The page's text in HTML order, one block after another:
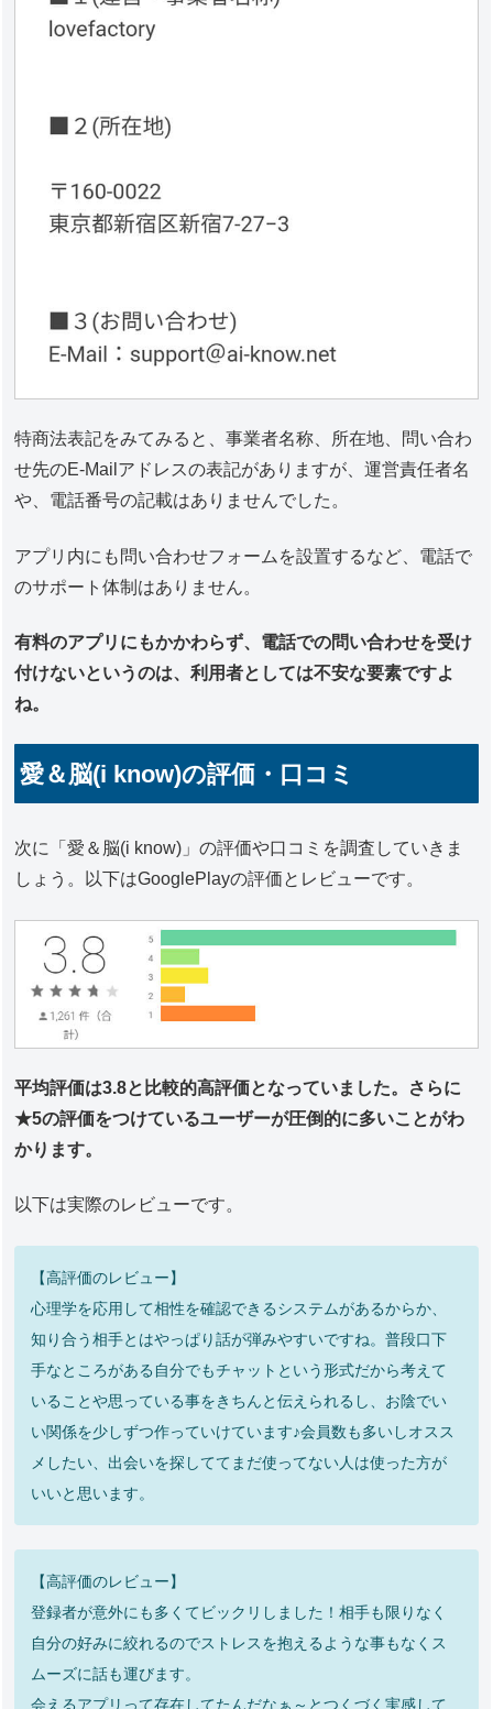
特商法表記をみてみると、事業者名称、所在地、問い合わ
せ先のE-Mailアドレスの表記がありますが、運営責任者名
や、電話番号の記載はありませんでした。
アプリ内にも問い合わせフォームを設置するなど、電話で
のサポート体制はありません。
有料のアプリにもかかわらず、電話での問い合わせを受け
付けないというのは、利用者としては不安な要素ですよ
ね。
愛＆脳(i know)の評価・口コミ
次に「愛＆脳(i know)」の評価や口コミを調査していきま
しょう。以下はGooglePlayの評価とレビューです。
平均評価は3.8と比較的高評価となっていました。さらに
★5の評価をつけているユーザーが圧倒的に多いことがわ
かります。
以下は実際のレビューです。
【高評価のレビュー】
心理学を応用して相性を確認できるシステムがあるからか、
知り合う相手とはやっぱり話が弾みやすいですね。普段口下
手なところがある自分でもチャットという形式だから考えて
いることや思っている事をきちんと伝えられるし、お陰でい
い関係を少しずつ作っていけています♪会員数も多いしオスス
メしたい、出会いを探しててまだ使ってない人は使った方が
いいと思います。
【高評価のレビュー】
登録者が意外にも多くてビックリしました！相手も限りなく
自分の好みに絞れるのでストレスを抱えるような事もなくス
ムーズに話も運びます。
会えるアプリって存在してたんだなぁ～とつくづく実感して